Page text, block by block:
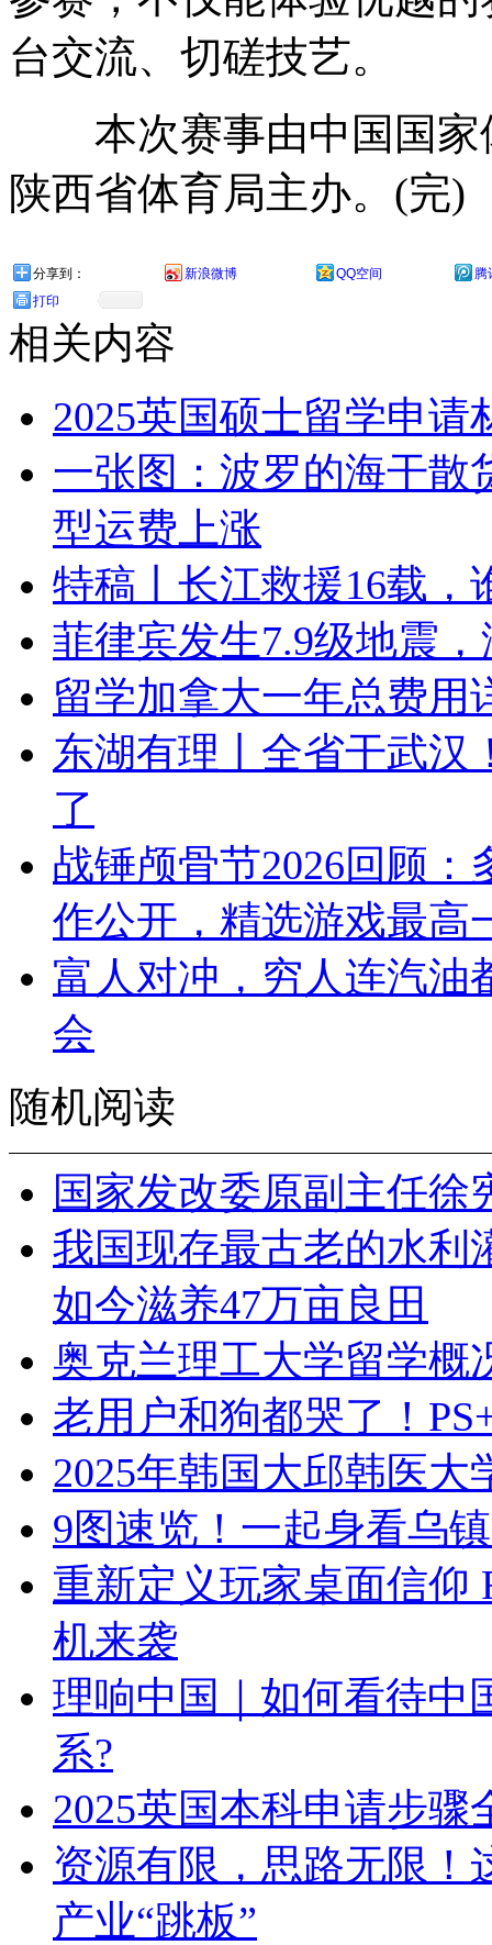
台交流、切磋技艺。
本次赛事由中国国家
陕西省体育局主办。(完)
分享到： 新浪微博 QQ空间
腾
打印
相关内容
2025英国硕士留学申请
一张图：波罗的海干散
型运费上涨
特稿丨长江救援16载，
菲律宾发生7.9级地震
留学加拿大一年总费用
东湖有理丨全省干武汉
了
战锤颅骨节2026回顾
作公开，精选游戏最高
富人对冲，穷人连汽
会
随机阅读
国家发改委原副主任徐
我国现存最古老的水利
如今滋养47万亩良田
奥克兰理工大学留学概
老用户和狗都哭了！
2025年韩国大邱韩医大
9图速览！一起身看乌
重新定义玩家桌面信仰
机来袭
理响中国｜如何看待中
系?
2025英国本科申请步骤
资源有限，思路无限！
产业“跳板”